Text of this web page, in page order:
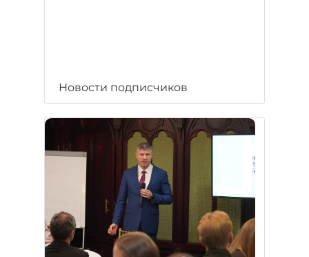
Новости подписчиков